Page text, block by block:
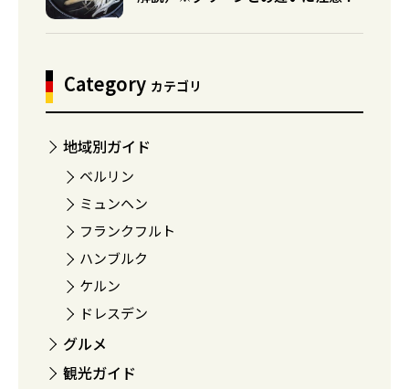
Category カテゴリ
地域別ガイド
ベルリン
ミュンヘン
フランクフルト
ハンブルク
ケルン
ドレスデン
グルメ
観光ガイド